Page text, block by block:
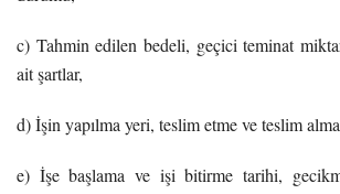
c) Tahmin edilen bedeli, geçici teminat
ait şartlar,
d) İşin yapılma yeri, teslim etme ve teslim
e) İşe başlama ve işi bitirme tarihi,